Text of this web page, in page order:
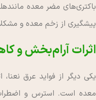
باکتری‌های مضر معده
پیشگیری از زخم معده و
اثرات آرام‌بخش و
یکی دیگر از فواید عرق
معده است. استرس و